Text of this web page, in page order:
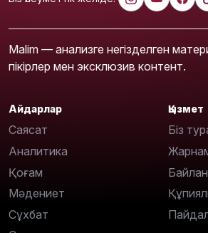
Malim — анализге негізделген
пікірлер мен эксклюзив контент.
Айдарлар
Саясат
Аналитика
Қоғам
Мәдениет
Сұхбат
Қызмет
Біз